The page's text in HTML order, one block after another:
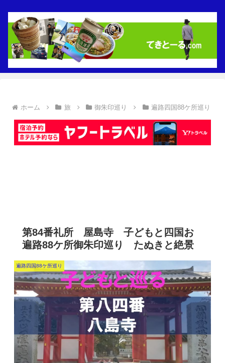
ホーム 旅 御朱印巡り 遍路四国88ケ所巡り
第84番礼所 屋島寺 子どもと四国お
遍路88ケ所御朱印巡り たぬきと絶景
遍路四国88ケ所巡り